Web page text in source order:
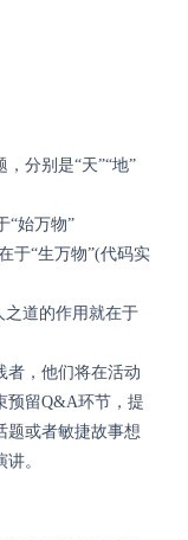
分别是“天”“地”
“始万物”
于“生万物”(代码实
之道的作用就在于
者，他们将在活动
预留Q&A环节，提
题或者敏捷故事想
。